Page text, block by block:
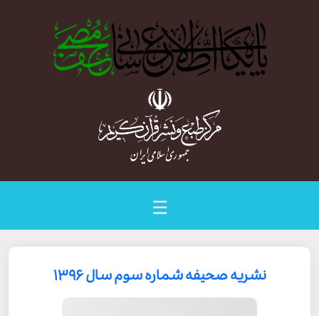
☰
نشریه صحیفه شماره سوم سال ۱۳۹۶